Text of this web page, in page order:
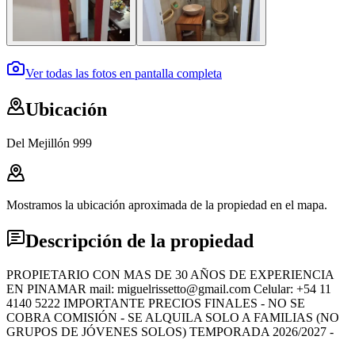
Ver todas las fotos en pantalla completa
Ubicación
Del Mejillón 999
Mostramos la ubicación aproximada de la propiedad en el mapa.
Descripción de la propiedad
PROPIETARIO CON MAS DE 30 AÑOS DE EXPERIENCIA
EN PINAMAR mail: miguelrissetto@gmail.com Celular: +54 11
4140 5222 IMPORTANTE PRECIOS FINALES - NO SE
COBRA COMISIÓN - SE ALQUILA SOLO A FAMILIAS (NO
GRUPOS DE JÓVENES SOLOS) TEMPORADA 2026/2027 -